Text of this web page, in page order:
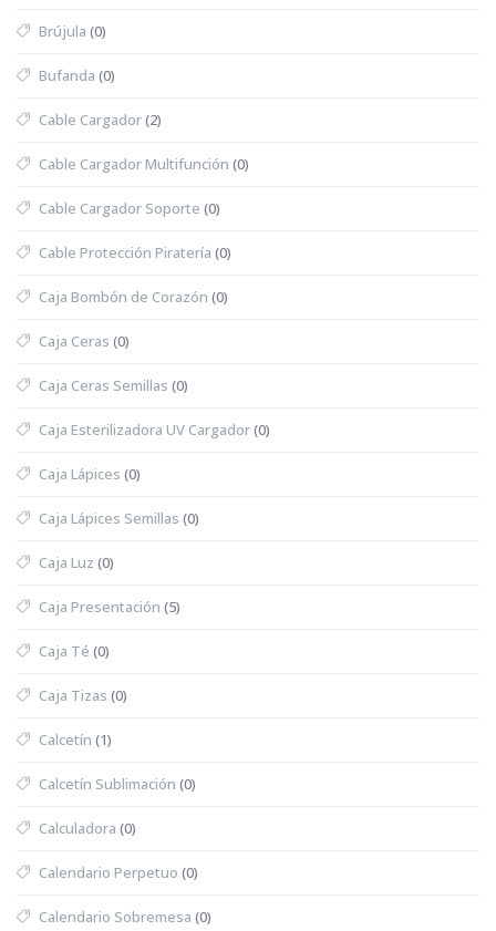
Brújula (0)
Bufanda (0)
Cable Cargador(2)
Cable Cargador Multifunción (0)
Cable Cargador Soporte (0)
Cable Protección Piratería (0)
Caja Bombón de Corazón (0)
Caja Ceras (0)
Caja Ceras Semillas (0)
Caja Esterilizadora UV Cargador(0)
Caja Lápices (0)
Caja Lápices Semillas (0)
Caja Luz (0)
Caja Presentación (5)
Caja Té (0)
Caja Tizas (0)
Calcetín (1)
Calcetín Sublimación (0)
Calculadora (0)
Calendario Perpetuo (0)
Calendario Sobremesa (0)